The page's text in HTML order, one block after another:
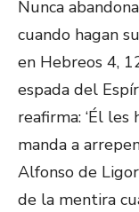
Nunca
cuando hagan
en Hebreos 4,
espada del
reafirma: ‘Él les
manda a
Alfonso de
de la mentira